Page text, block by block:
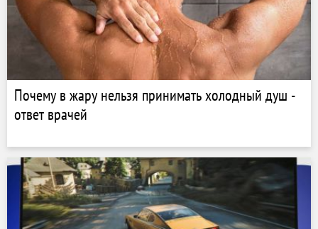
Почему в жару нельзя принимать холодный душ -
ответ врачей